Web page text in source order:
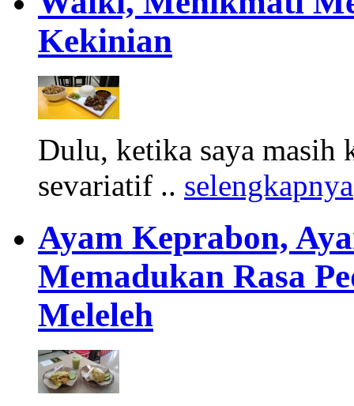
Kekinian
Dulu, ketika saya masih
sevariatif .. selengkapnya
Ayam Keprabon,
Memadukan Rasa
Meleleh